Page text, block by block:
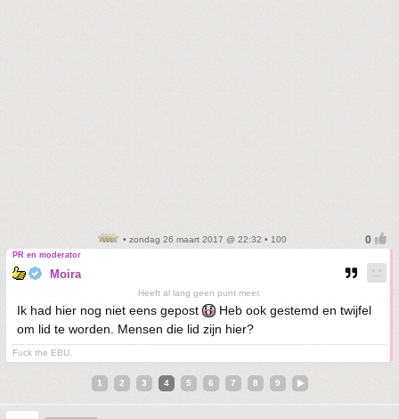
• zondag 26 maart 2017 @ 22:32 • 100
PR en moderator
Moira
Heeft al lang geen punt meer.
Ik had hier nog niet eens gepost
Heb ook gestemd en twijfel
om lid te worden. Mensen die lid zijn hier?
Fuck the EBU.
1 2 3 4 5 6 7 8 9